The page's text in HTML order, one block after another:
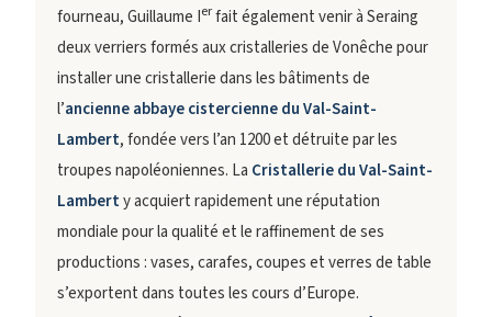
fourneau, Guillaume Ierfait également venir à Seraing
deux verriers formés aux cristalleries de Vonêche pour
installer une cristallerie dans les bâtiments de
l’ancienne abbaye cistercienne du Val-Saint-
Lambert, fondée vers l’an 1200 et détruite par les
troupes napoléoniennes. La Cristallerie du Val-Saint-
Lamberty acquiert rapidement une réputation
mondiale pour la qualité et le raffinement de ses
productions : vases, carafes, coupes et verres de table
s’exportent dans toutes les cours d’Europe.